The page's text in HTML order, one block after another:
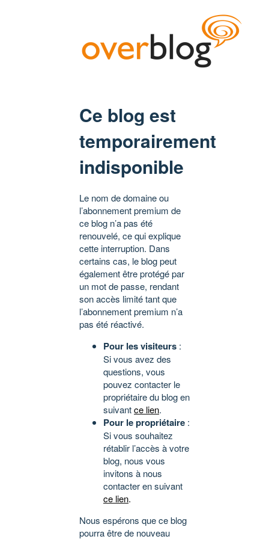
Ce blog est
temporairement
indisponible
Le nom de domaine ou
l’abonnement premium de
ce blog n’a pas été
renouvelé, ce qui explique
cette interruption. Dans
certains cas, le blog peut
également être protégé par
un mot de passe, rendant
son accès limité tant que
l’abonnement premium n’a
pas été réactivé.
Pour les visiteurs :
Si vous avez des
questions, vous
pouvez contacter le
propriétaire du blog en
suivantce lien.
Pour le propriétaire :
Si vous souhaitez
rétablir l’accès à votre
blog, nous vous
invitons à nous
contacter en suivant
ce lien.
Nous espérons que ce blog
pourra être de nouveau